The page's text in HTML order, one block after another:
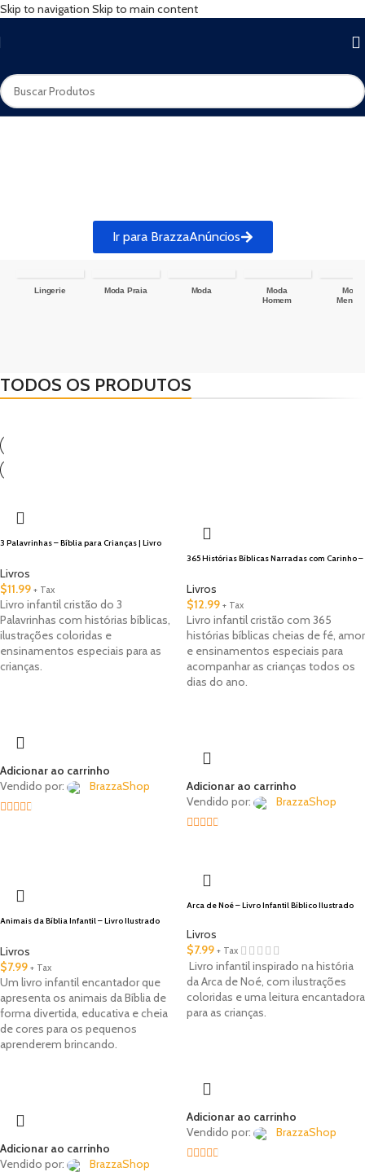
Skip to navigation Skip to main content
Ir para BrazzaAnúncios
Lingerie Moda Praia Moda
Moda
Homem
Moda
TODOS OS PRODUTOS
3 Palavrinhas – Bíblia para Crianças | Livro
Livros
$11.99 + Tax
Livro infantil cristão do 3
Palavrinhas com histórias bíblicas,
ilustrações coloridas e
ensinamentos especiais para as
crianças.
Adicionar ao carrinho
Vendido por:
BrazzaShop
365 Histórias Bíblicas Narradas com Carinho –
Livros
$12.99 + Tax
Livro infantil cristão com 365
histórias bíblicas cheias de fé, amor
e ensinamentos especiais para
acompanhar as crianças todos os
dias do ano.
Adicionar ao carrinho
Vendido por:
BrazzaShop
Animais da Bíblia Infantil – Livro Ilustrado
Livros
$7.99 + Tax
Um livro infantil encantador que
apresenta os animais da Bíblia de
forma divertida, educativa e cheia
de cores para os pequenos
aprenderem brincando.
Adicionar ao carrinho
Vendido por:
BrazzaShop
Arca de Noé – Livro Infantil Bíblico Ilustrado
Livros
$7.99 + Tax
Livro infantil inspirado na história
da Arca de Noé, com ilustrações
coloridas e uma leitura encantadora
para as crianças.
Adicionar ao carrinho
Vendido por:
BrazzaShop